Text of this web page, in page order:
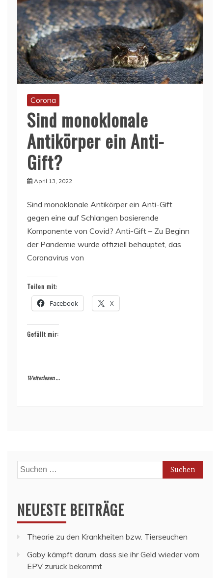
Corona
Sind monoklonale
Antikörper ein Anti-
Gift?
April 13, 2022
Sind monoklonale Antikörper ein Anti-Gift
gegen eine auf Schlangen basierende
Komponente von Covid? Anti-Gift – Zu Beginn
der Pandemie wurde offiziell behauptet, das
Coronavirus von
Teilen mit:
Facebook X
Gefällt mir:
Weiterlesen ...
Suchen
nach:
NEUESTE BEITRÄGE
Theorie zu den Krankheiten bzw. Tierseuchen
Gaby kämpft darum, dass sie ihr Geld wieder vom
EPV zurück bekommt